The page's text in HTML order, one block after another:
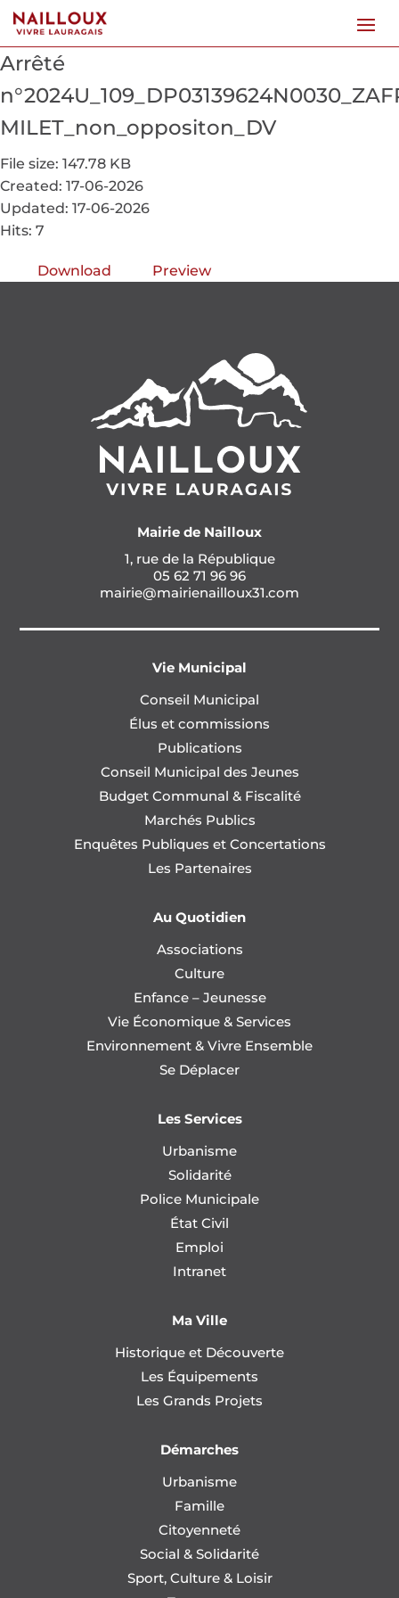
Arrêté
MILET_non_oppositon_DV
File size: 147.78 KB
Created: 17-06-2026
Updated: 17-06-2026
Hits: 7
Download Preview
Mairie de Nailloux
1, rue de la République
05 62 71 96 96
mairie@mairienailloux31.com
Vie Municipal
Conseil Municipal
Élus et commissions
Publications
Conseil Municipal des Jeunes
Budget Communal & Fiscalité
Marchés Publics
Enquêtes Publiques et Concertations
Les Partenaires
Au Quotidien
Associations
Culture
Enfance – Jeunesse
Vie Économique & Services
Environnement & Vivre Ensemble
Se Déplacer
Les Services
Urbanisme
Solidarité
Police Municipale
État Civil
Emploi
Intranet
Ma Ville
Historique et Découverte
Les Équipements
Les Grands Projets
Démarches
Urbanisme
Famille
Citoyenneté
Social & Solidarité
Sport, Culture & Loisir